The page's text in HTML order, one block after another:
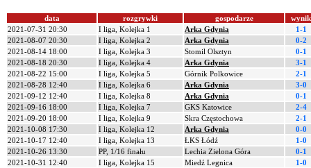
data rozgrywki gospodarze
wynik
2021-07-31 20:30
I liga, Kolejka 1 Arka Gdynia
1-1
2021-08-07 20:30
I liga, Kolejka 2 Arka Gdynia
0-2
2021-08-14 18:00
I liga, Kolejka 3 Stomil Olsztyn
0-1
2021-08-18 20:30
I liga, Kolejka 4 Arka Gdynia
3-1
2021-08-22 15:00
I liga, Kolejka 5 Górnik Polkowice
2-1
2021-08-28 12:40
I liga, Kolejka 6 Arka Gdynia
3-0
2021-09-12 12:40
I liga, Kolejka 8 Arka Gdynia
0-1
2021-09-16 18:00
I liga, Kolejka 7 GKS Katowice
2-4
2021-09-20 18:00
I liga, Kolejka 9 Skra Częstochowa
2-1
2021-10-08 17:30
I liga, Kolejka 12 Arka Gdynia
0-0
2021-10-17 12:40
I liga, Kolejka 13 ŁKS Łódź
1-0
2021-10-26 13:30
PP, 1/16 finału Lechia Zielona Góra
0-1
2021-10-31 12:40
I liga, Kolejka 15 Miedź Legnica
1-0